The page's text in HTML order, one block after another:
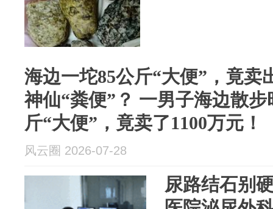
海边一坨85公斤“大便”，竟卖
神仙“粪便”？ 一男子海边散
斤“大便”，竟卖了1100万元！
风云圈 2026-07-28
尿路结石别